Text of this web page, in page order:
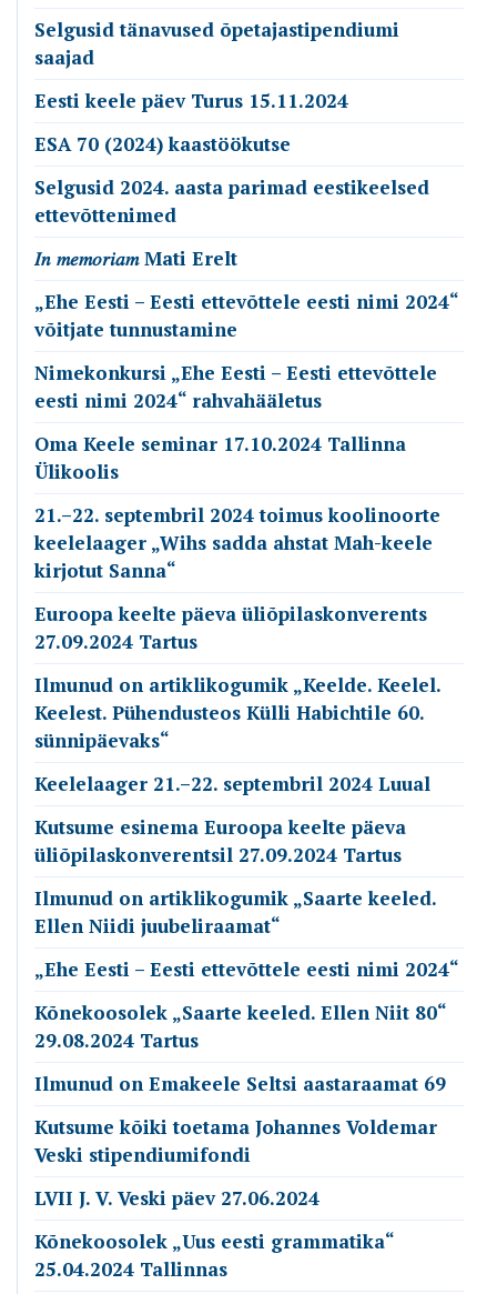
Selgusid tänavused õpetajastipendiumi
saajad
Eesti keele päev Turus 15.11.2024
ESA 70 (2024) kaastöökutse
Selgusid 2024. aasta parimad eestikeelsed
ettevõttenimed
𝐼𝑛 𝑚𝑒𝑚𝑜𝑟𝑖𝑎𝑚 Mati Erelt
„Ehe Eesti – Eesti ettevõttele eesti nimi 2024“
võitjate tunnustamine
Nimekonkursi „Ehe Eesti – Eesti ettevõttele
eesti nimi 2024“ rahvahääletus
Oma Keele seminar 17.10.2024 Tallinna
Ülikoolis
21.–22. septembril 2024 toimus koolinoorte
keelelaager „Wihs sadda ahstat Mah-keele
kirjotut Sanna“
Euroopa keelte päeva üliõpilaskonverents
27.09.2024 Tartus
Ilmunud on artiklikogumik „Keelde. Keelel.
Keelest. Pühendusteos Külli Habichtile 60.
sünnipäevaks“
Keelelaager 21.–22. septembril 2024 Luual
Kutsume esinema Euroopa keelte päeva
üliõpilaskonverentsil 27.09.2024 Tartus
Ilmunud on artiklikogumik „Saarte keeled.
Ellen Niidi juubeliraamat“
„Ehe Eesti – Eesti ettevõttele eesti nimi 2024“
Kõnekoosolek „Saarte keeled. Ellen Niit 80“
29.08.2024 Tartus
Ilmunud on Emakeele Seltsi aastaraamat 69
Kutsume kõiki toetama Johannes Voldemar
Veski stipendiumifondi
LVII J. V. Veski päev 27.06.2024
Kõnekoosolek „Uus eesti grammatika“
25.04.2024 Tallinnas